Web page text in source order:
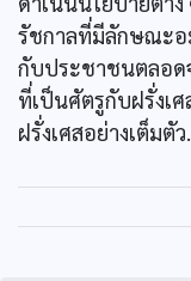
รัชกาลที่มีลักษณะอ
กับประชาชนตลอด
ที่เป็นศัตรูกับฝรั่งเ
ฝรั่งเศสอย่างเต็มตัว.